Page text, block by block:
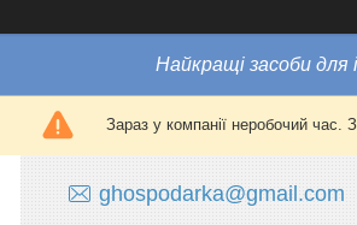
Найкращі засоби
Зараз у компанії неробочий час.
ghospodarka@gmail.com